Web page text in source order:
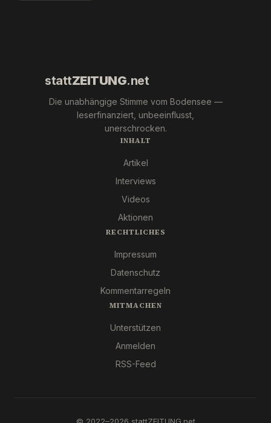
stattZEITUNG.net
Die unabhängige Stimme vom Bodensee —
leserfinanziert, unbeeinflusst,
unerschrocken.
INHALT
Artikel
Interviews
Videos
Aktionen
RECHTLICHES
Impressum
Datenschutz
Kommentarregeln
MITMACHEN
Unterstützen
Anmelden
RSS-Feed